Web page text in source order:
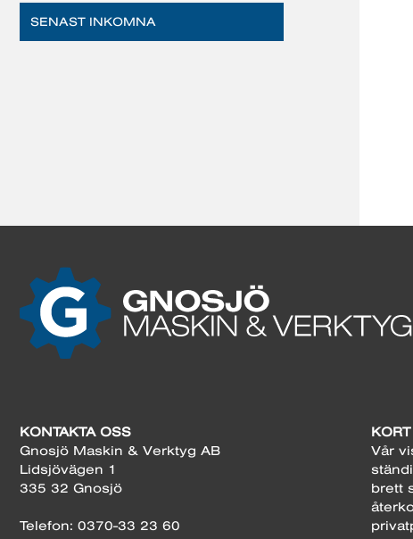
SENAST INKOMNA
KONTAKTA OSS
Gnosjö Maskin & Verktyg AB
Lidsjövägen 1
335 32 Gnosjö
Telefon: 0370-33 23 60
Vår
brett